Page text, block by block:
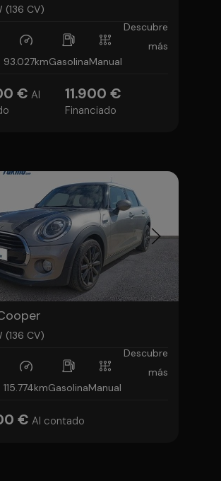
(136 CV)
93.027kmGasolinaManual
€ Al
11.900 €
Financiado
Descubre
más
(136 CV)
115.774kmGasolinaManual
€ Al contado
Descubre
más